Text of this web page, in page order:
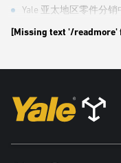
Yale 亚太地区零件分
存。
[Missing text '/readmore'